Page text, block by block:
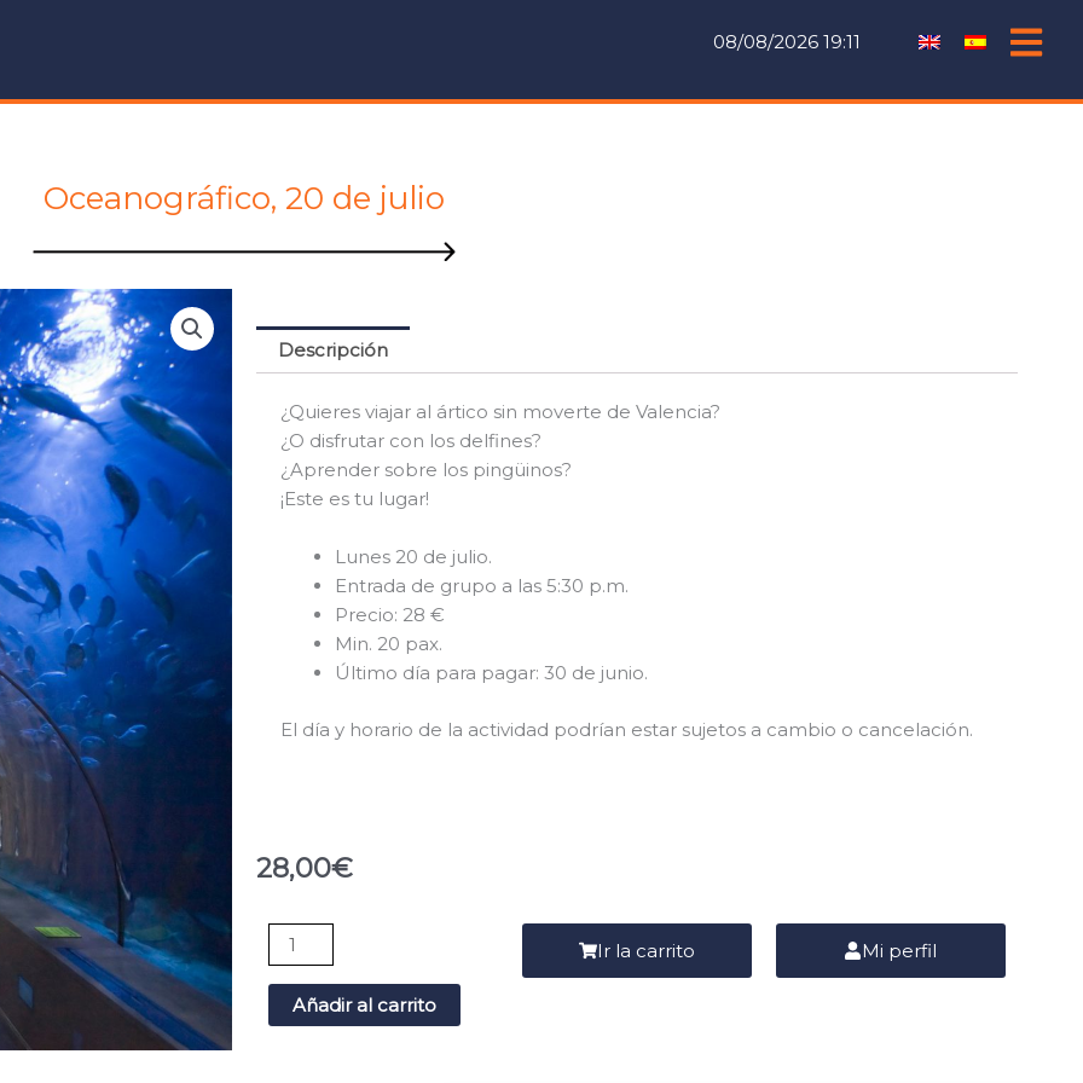
08/08/2026 19:11
Oceanográfico, 20 de julio
Descripción
¿Quieres viajar al ártico sin moverte de Valencia?
¿O disfrutar con los delfines?
¿Aprender sobre los pingüinos?
¡Este es tu lugar!
Lunes 20 de julio.
Entrada de grupo a las 5:30 p.m.
Precio: 28 €
Min. 20 pax.
Último día para pagar: 30 de junio.
El día y horario de la actividad podrían estar sujetos a cambio o cancelación.
28,00€
Oceanográfico,
20
julio
Añadir al carrito
Ir la carrito Mi perfil